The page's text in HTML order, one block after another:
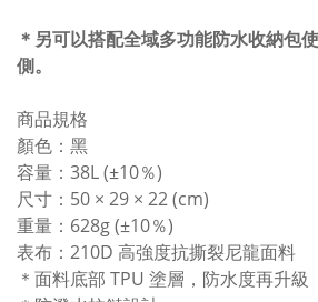
＊另可以搭配全域多功能防水收納包
側。
商品規格
顏色：黑
容量：38L (±10％)
尺寸：50 × 29 × 22 (cm)
重量：628g (±10％)
表布：210D 高強度抗撕裂尼龍面料
＊面料底部 TPU 塗層，防水度再升級